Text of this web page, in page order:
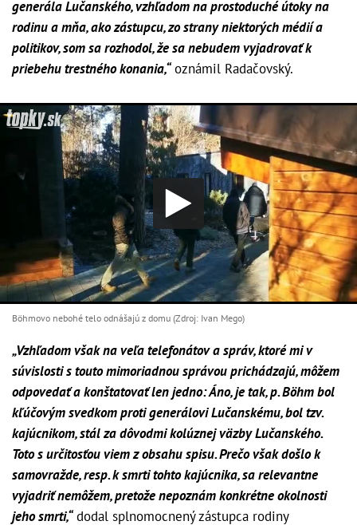
generála Lučanského, vzhľadom na prostoduché útoky na
rodinu a mňa, ako zástupcu, zo strany niektorých médií a
politikov, som sa rozhodol, že sa nebudem vyjadrovať k
priebehu trestného konania,“oznámil Radačovský.
Böhmovo nebohé telo odnášajú z domu (Zdroj: Ivan Mego)
„Vzhľadom však na veľa telefonátov a správ, ktoré mi v
súvislosti s touto mimoriadnou správou prichádzajú, môžem
odpovedať a konštatovať len jedno: Áno, je tak, p. Böhm bol
kľúčovým svedkom proti generálovi Lučanskému, bol tzv.
kajúcnikom, stál za dôvodmi kolúznej väzby Lučanského.
Toto s určitosťou viem z obsahu spisu. Prečo však došlo k
samovražde, resp. k smrti tohto kajúcnika, sa relevantne
vyjadriť nemôžem, pretože nepoznám konkrétne okolnosti
jeho smrti,“dodal splnomocnený zástupca rodiny